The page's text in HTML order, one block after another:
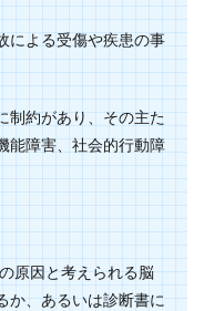
よる受傷や疾患の事
約があり、その主た
能障害、社会的行動障
原因と考えられる脳
か、あるいは診断書に